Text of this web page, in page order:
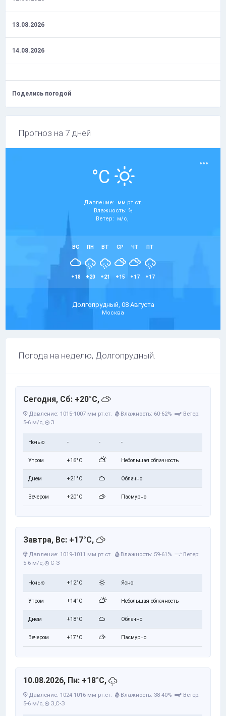
13.08.2026
14.08.2026
Поделись погодой
Прогноз на 7 дней
°C
Давление: мм рт.ст.
Влажность: %
Ветер: м/с,
ВС
+18
ПН
+20
ВТ
+21
СР
+15
ЧТ
+17
ПТ
+17
Долгопрудный, 08 Августа
Москва
Погода на неделю, Долгопрудный.
Сегодня, Сб: +20°C,
Давление: 1015-1007 мм рт.ст. Влажность: 60-62%
Ветер:
5-6 м/с, З
Ночью - - -
Утром +16°C Небольшая облачность
Днем +21°C Облачно
Вечером +20°C Пасмурно
Завтра, Вс: +17°C,
Давление: 1019-1011 мм рт.ст. Влажность: 59-61%
Ветер:
5-6 м/с,
С-З
Ночью +12°C Ясно
Утром +14°C Небольшая облачность
Днем +18°C Облачно
Вечером +17°C Пасмурно
10.08.2026, Пн: +18°C,
Давление: 1024-1016 мм рт.ст. Влажность: 38-40%
Ветер:
5-6 м/с, З,С-З